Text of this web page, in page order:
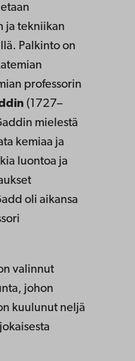
ja tekniikan
Palkinto on
professorin
(1727–
mielestä
kemiaa ja
luontoa ja
oli aikansa
valinnut
johon
kuulunut neljä